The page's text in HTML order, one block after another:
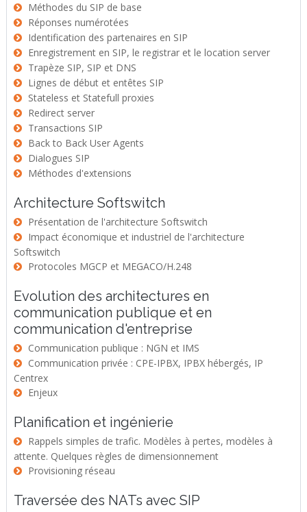
Méthodes du SIP de base
Réponses numérotées
Identification des partenaires en SIP
Enregistrement en SIP, le registrar et le location server
Trapèze SIP, SIP et DNS
Lignes de début et entêtes SIP
Stateless et Statefull proxies
Redirect server
Transactions SIP
Back to Back User Agents
Dialogues SIP
Méthodes d'extensions
Architecture Softswitch
Présentation de l'architecture Softswitch
Softswitch
Protocoles MGCP et MEGACO/H.248
Evolution des architectures en
communication publique et en
communication d'entreprise
Communication publique : NGN et IMS
Centrex
Enjeux
Planification et ingénierie
attente. Quelques règles de dimensionnement
Provisioning réseau
Traversée des NATs avec SIP